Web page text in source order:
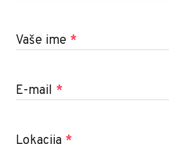
Vaše ime *
E-mail *